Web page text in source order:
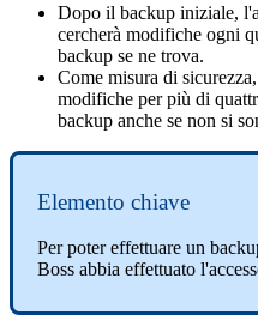
Dopo il backup iniziale, l'
cercherà modifiche ogni
backup se ne trova.
Come misura di sicurezza,
modifiche per più di
backup anche se non si
Elemento chiave
Per poter effettuare un
Boss abbia effettuato l'